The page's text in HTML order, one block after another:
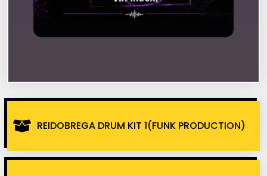
REIDOBREGA DRUM KIT 1(FUNK PRODUCTION)